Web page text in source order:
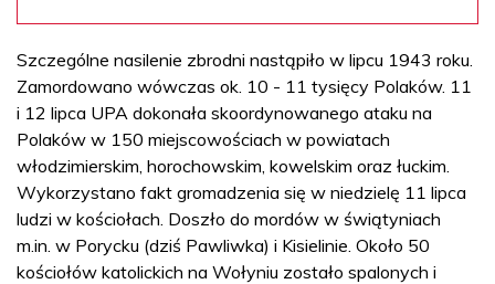
Szczególne nasilenie zbrodni nastąpiło w lipcu 1943 roku.
Zamordowano wówczas ok. 10 - 11 tysięcy Polaków. 11
i 12 lipca UPA dokonała skoordynowanego ataku na
Polaków w 150 miejscowościach w powiatach
włodzimierskim, horochowskim, kowelskim oraz łuckim.
Wykorzystano fakt gromadzenia się w niedzielę 11 lipca
ludzi w kościołach. Doszło do mordów w świątyniach
m.in. w Porycku (dziś Pawliwka) i Kisielinie. Około 50
kościołów katolickich na Wołyniu zostało spalonych i